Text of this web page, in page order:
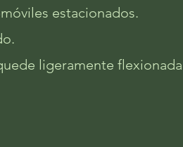
estacionados.
ligeramente